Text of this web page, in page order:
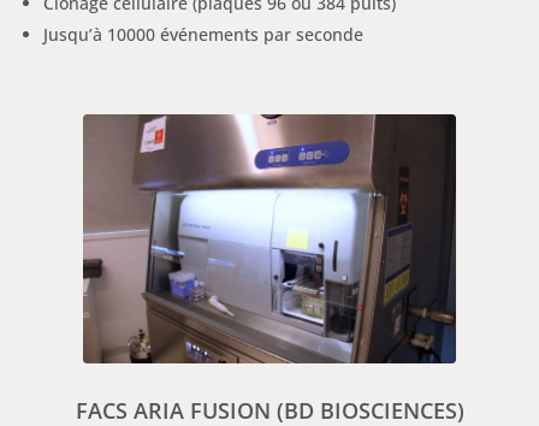
Jusqu’à 10000 événements par seconde
FACS ARIA FUSION (BD BIOSCIENCES)